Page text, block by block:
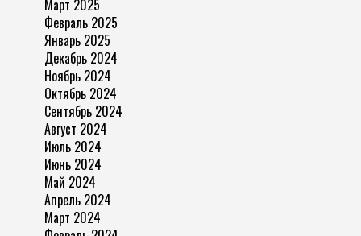
Март 2025
Февраль 2025
Январь 2025
Декабрь 2024
Ноябрь 2024
Октябрь 2024
Сентябрь 2024
Август 2024
Июль 2024
Июнь 2024
Май 2024
Апрель 2024
Март 2024